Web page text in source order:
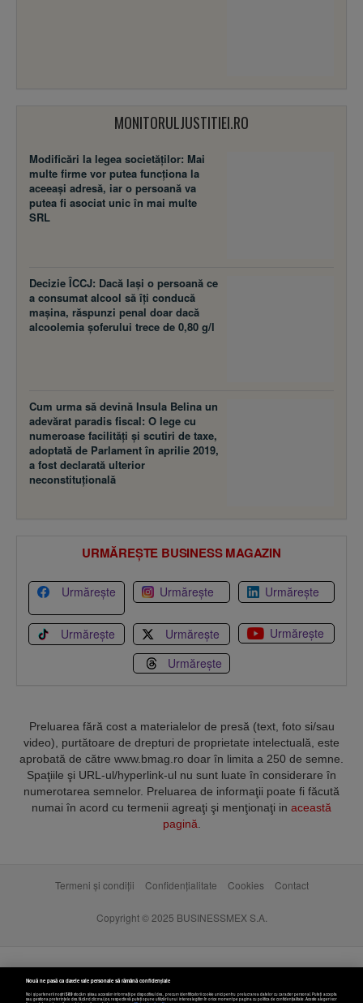
MONITORULJUSTITIEI.RO
Modificări la legea societăţilor: Mai
multe firme vor putea funcţiona la
aceeaşi adresă, iar o persoană va
putea fi asociat unic în mai multe
SRL
Decizie ÎCCJ: Dacă laşi o persoană ce
a consumat alcool să îţi conducă
maşina, răspunzi penal doar dacă
alcoolemia şoferului trece de 0,80 g/l
Cum urma să devină Insula Belina un
adevărat paradis fiscal: O lege cu
numeroase facilităţi şi scutiri de taxe,
adoptată de Parlament în aprilie 2019,
a fost declarată ulterior
neconstituţională
URMĂREȘTE BUSINESS MAGAZIN
Urmărește Urmărește Urmărește
Urmărește Urmărește
Urmărește
Urmărește
Preluarea fără cost a materialelor de presă (text, foto si/sau
video), purtătoare de drepturi de proprietate intelectuală, este
aprobată de către www.bmag.ro doar în limita a 250 de semne.
Spaţiile şi URL-ul/hyperlink-ul nu sunt luate în considerare în
numerotarea semnelor. Preluarea de informaţii poate fi făcută
numai în acord cu termenii agreaţi şi menţionaţi in această
pagină
Termeni și condiții Confidențialitate Cookies Contact
Copyright © 2025 BUSINESSMEX S.A.
Nouă ne pasă ca datele tale personale să rămână confidențiale
Noi și partenerii noștri589stocăm și/sau accesăm informații pe dispozitivul dvs., precum identificatorii cookie unici pentru prelucrarea datelor cu caracter personal. Puteți accepta
sau gestiona preferințele dvs. făcând clic mai jos, respectiv vă puteți opune utilizării unui interes legitim în orice moment pe pagina cu politica de confidențialitate. Aceste alegeri vor